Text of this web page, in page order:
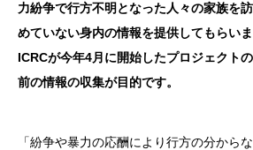
力紛争で行方不明となった人々の家族を
めていない身内の情報を提供してもらい
ICRCが今年4月に開始したプロジェクト
前の情報の収集が目的です。
「紛争や暴力の応酬により行方の分から